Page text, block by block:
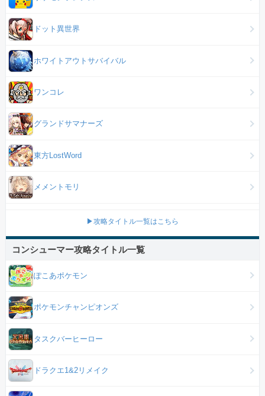
ドット異世界
ホワイトアウトサバイバル
ワンコレ
グランドサマナーズ
東方LostWord
メメントモリ
▶攻略タイトル一覧はこちら
コンシューマー攻略タイトル一覧
ぽこあポケモン
ポケモンチャンピオンズ
タスクバーヒーロー
ドラクエ1&2リメイク